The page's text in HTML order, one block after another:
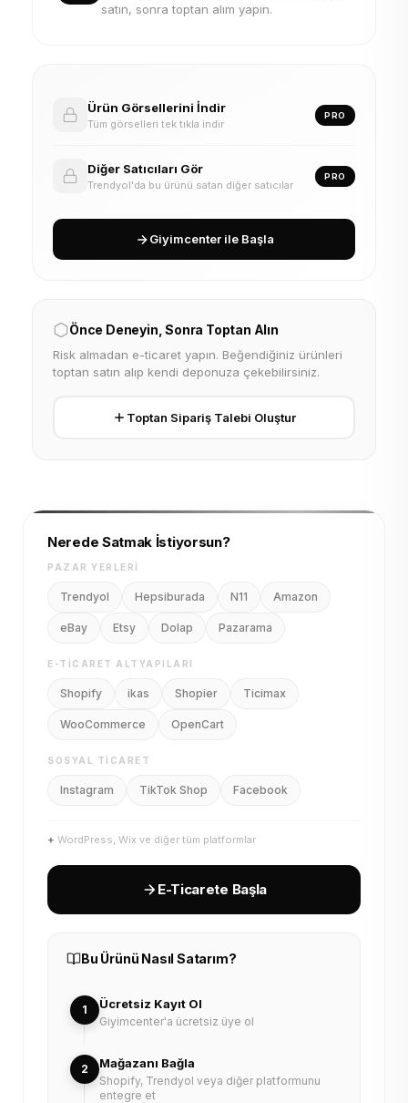
satın, sonra toptan alım yapın.
Ürün Görsellerini İndir
Tüm görselleri tek tıkla indir
PRO
Diğer Satıcıları Gör
Trendyol'da bu ürünü satan diğer satıcılar
PRO
Giyimcenter ile Başla
Önce Deneyin, Sonra Toptan Alın
Risk almadan e-ticaret yapın. Beğendiğiniz ürünleri
toptan satın alıp kendi deponuza çekebilirsiniz.
Toptan Sipariş Talebi Oluştur
Nerede Satmak İstiyorsun?
PAZAR YERLERI
Trendyol Hepsiburada N11 Amazon
eBay Etsy Dolap Pazarama
E-TICARET ALTYAPILARI
Shopify ikas Shopier Ticimax
WooCommerce OpenCart
SOSYAL TICARET
Instagram TikTok Shop Facebook
+ WordPress, Wix ve diğer tüm platformlar
E-Ticarete Başla
Bu Ürünü Nasıl Satarım?
1 Ücretsiz Kayıt Ol
Giyimcenter'a ücretsiz üye ol
2 Mağazanı Bağla
Shopify, Trendyol veya diğer platformunu
entegre et